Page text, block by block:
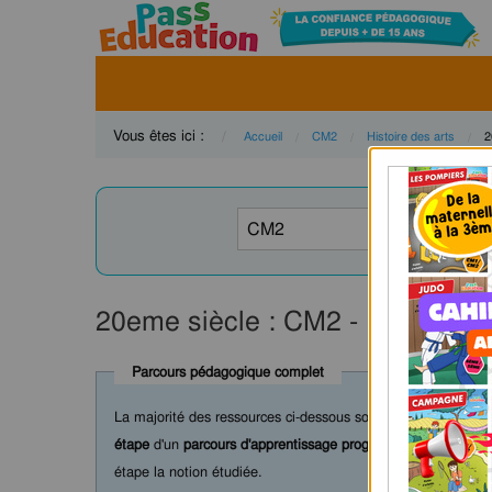
Vous êtes ici : Accueil CM2 Histoire des arts
20eme siècle : CM2 - PDF à
Parcours pédagogique complet
La majorité des ressources ci-dessous sont intégrées dans
étape d'un parcours d'apprentissage progressif
comprenant
étape la notion étudiée.